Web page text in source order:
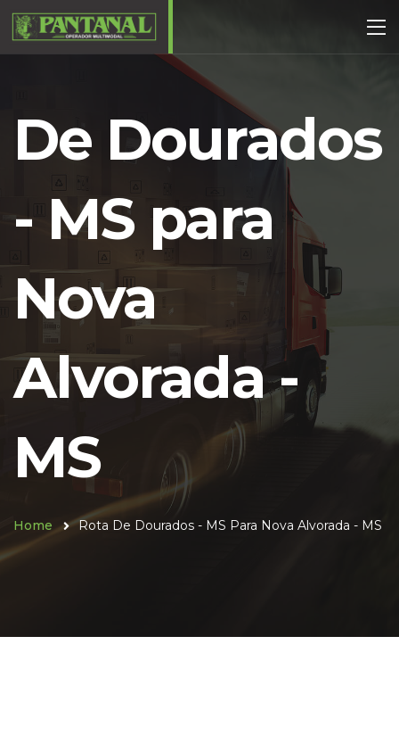
De Dourados
- MS para
Nova
Alvorada -
MS
Home Rota De Dourados - MS Para Nova Alvorada - MS